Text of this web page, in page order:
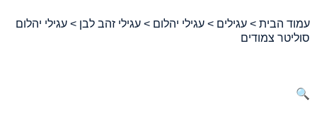
עמוד הבית > עגילים > עגילי יהלום > עגילי זהב לבן > עגילי יהלום
סוליטר צמודים
🔍